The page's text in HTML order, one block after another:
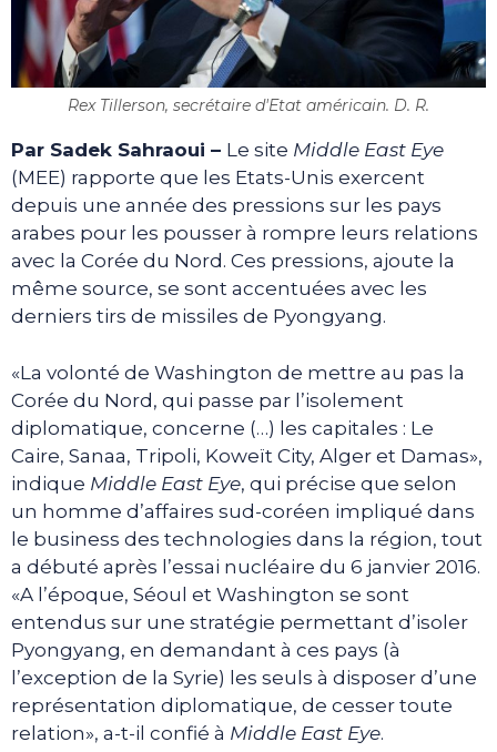
Rex Tillerson, secrétaire d'Etat américain. D. R.
Par Sadek Sahraoui – Le site Middle East Eye
(MEE) rapporte que les Etats-Unis exercent
depuis une année des pressions sur les pays
arabes pour les pousser à rompre leurs relations
avec la Corée du Nord. Ces pressions, ajoute la
même source, se sont accentuées avec les
derniers tirs de missiles de Pyongyang.
«La volonté de Washington de mettre au pas la
Corée du Nord, qui passe par l’isolement
diplomatique, concerne (…) les capitales : Le
Caire, Sanaa, Tripoli, Koweït City, Alger et Damas»,
indique Middle East Eye, qui précise que selon
un homme d’affaires sud-coréen impliqué dans
le business des technologies dans la région, tout
a débuté après l’essai nucléaire du 6 janvier 2016.
«A l’époque, Séoul et Washington se sont
entendus sur une stratégie permettant d’isoler
Pyongyang, en demandant à ces pays (à
l’exception de la Syrie) les seuls à disposer d’une
représentation diplomatique, de cesser toute
relation», a-t-il confié à Middle East Eye.